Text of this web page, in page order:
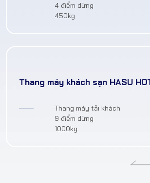
4 điểm dừng
450kg
Thang máy khách sạn HASU
Thang máy tải khách
9 điểm dừng
1000kg